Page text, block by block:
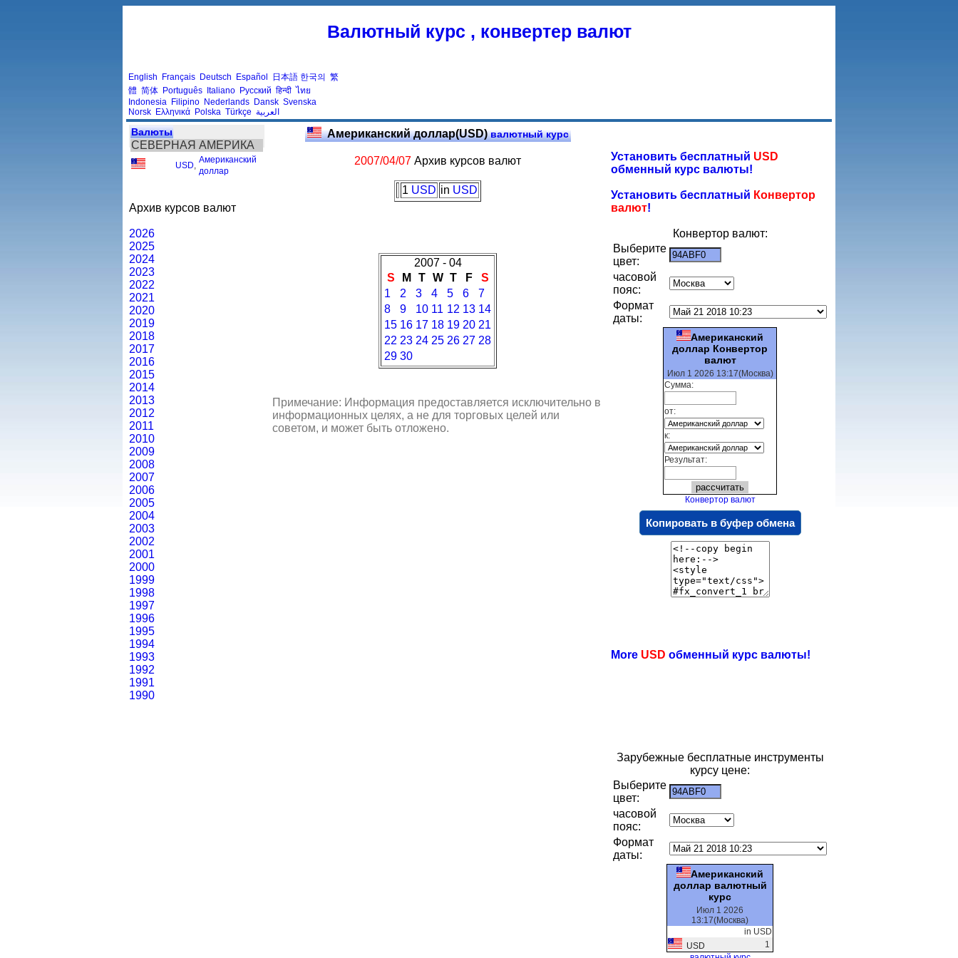
Валютный курс , конвертер валют
English Français Deutsch Español 日本語 한국의 繁
體 简体 Português Italiano Русский हिन्दी ไทย
Indonesia Filipino Nederlands Dansk Svenska
Norsk Ελληνικά Polska Türkçe العربية
Валюты
СЕВЕРНАЯ АМЕРИКА
USD
Американский
доллар
Архив курсов валют
2026
2025
2024
2023
2022
2021
2020
2019
2018
2017
2016
2015
2014
2013
2012
2011
2010
2009
2008
2007
2006
2005
2004
2003
2002
2001
2000
1999
1998
1997
1996
1995
1994
1993
1992
1991
1990
Американский доллар(USD)валютный курс
2007/04/07 Архив курсов валют
1 USD in USD
2007 - 04
S
M T W T F
S
1
2 3 4 5 6
7
8
9 10 11 12 13 14
15 16 17 18 19 20 21
22 23 24 25 26 27 28
29 30
Примечание: Информация предоставляется исключительно в
информационных целях, а не для торговых целей или
советом, и может быть отложено.
Установить бесплатный USD
обменный курс валюты!
Установить бесплатный Конвертор
валют!
Конвертор валют:
Выберите
цвет:
часовой
пояс:
Формат
даты:
Американский
доллар Конвертор
валют
Июл 1 2026 13:17(Москва)
Сумма:
от:
к:
Результат:
Конвертор валют
Копировать в буфер обмена
More USD обменный курс валюты!
Зарубежные бесплатные инструменты
курсу цене:
Выберите
цвет:
часовой
пояс:
Формат
даты:
Американский
доллар валютный
курс
Июл 1 2026
13:17(Москва)
in USD
USD
1